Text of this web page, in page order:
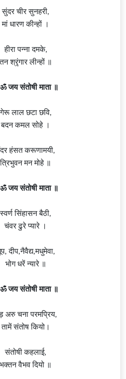
सुंदर चीर सुनहरी,
मां धारण कीन्हों ।
हीरा पन्ना दमके,
श्रृंगार लीन्हों ॥
जय संतोषी माता ॥
गेरू लाल छटा छवि,
बदन कमल सोहे ।
हंसत करूणामयी,
त्रिभुवन मन मोहे ॥
जय संतोषी माता ॥
स्वर्ण सिंहासन बैठी,
चंवर ढुरे प्यारे ।
दीप,नैवैद्य,मधुमेवा,
भोग धरें न्यारे ॥
जय संतोषी माता ॥
अरु चना परमप्रिय,
तामें संतोष कियो।
संतोषी कहलाई,
भक्तन वैभव दियो ॥